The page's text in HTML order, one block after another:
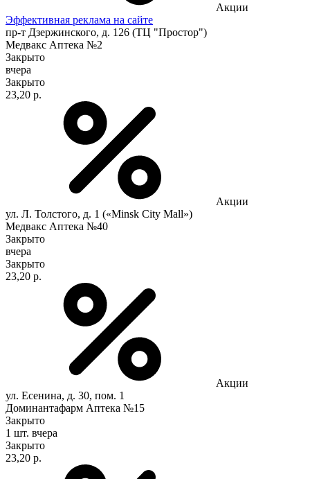
Акции
Эффективная реклама на сайте
пр-т Дзержинского, д. 126 (ТЦ "Простор")
Медвакс Аптека №2
Закрыто
вчера
Закрыто
23,20 р.
Акции
ул. Л. Толстого, д. 1 («Minsk City Mall»)
Медвакс Аптека №40
Закрыто
вчера
Закрыто
23,20 р.
Акции
ул. Есенина, д. 30, пом. 1
Доминантафарм Аптека №15
Закрыто
1 шт. вчера
Закрыто
23,20 р.